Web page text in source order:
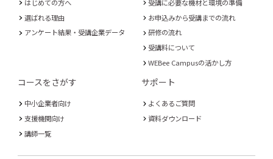
はじめての方へ
選ばれる理由
アンケート結果・受講企業データ
受講に必要な機材と環境の準備
お申込みから受講までの流れ
研修の流れ
受講料について
WEBee Campusの活かし方
コースをさがす
中小企業者向け
支援機関向け
講師一覧
サポート
よくあるご質問
資料ダウンロード